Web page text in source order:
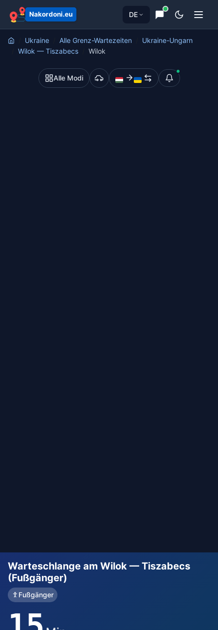
Nakordoni.eu DE
springen
Ukraine Alle Grenz-Wartezeiten
Ukraine-Ungarn
Wilok — Tiszabecs
Wilok
Alle Modi
Warteschlange am Wilok — Tiszabecs
(Fußgänger)
Fußgänger